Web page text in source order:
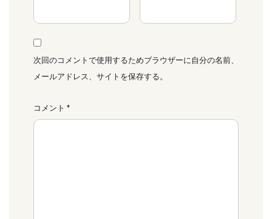
次回のコメントで使用するためブラウザーに自分の名前、
メールアドレス、サイトを保存する。
コメント *